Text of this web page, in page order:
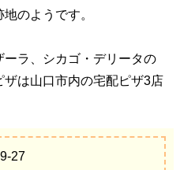
のようです。
ラ、シカゴ・デリータの
は山口市内の宅配ピザ3店
27